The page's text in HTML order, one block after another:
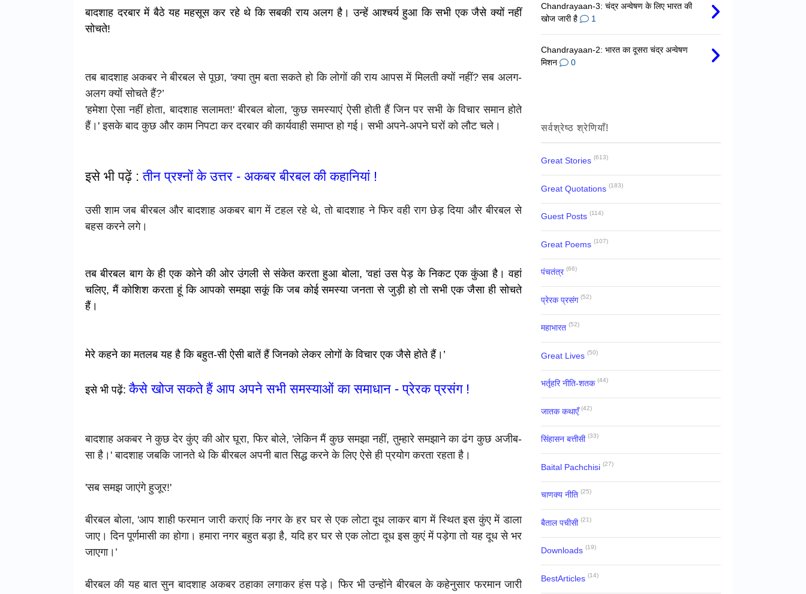
बादशाह दरबार में बैठे यह महसूस कर रहे थे कि सबकी राय अलग है। उन्हें आश्चर्य हुआ कि सभी एक जैसे क्यों नहीं
सोचते!
तब बादशाह अकबर ने बीरबल से पूछा, 'क्या तुम बता सकते हो कि लोगों की राय आपस में मिलती क्यों नहीं? सब अलग-
अलग क्यों सोचते हैं?’
'हमेशा ऐसा नहीं होता, बादशाह सलामत!' बीरबल बोला, 'कुछ समस्याएं ऐसी होती हैं जिन पर सभी के विचार समान होते
हैं।' इसके बाद कुछ और काम निपटा कर दरबार की कार्यवाही समाप्त हो गई। सभी अपने-अपने घरों को लौट चले।
इसे भी पढ़ें :तीन प्रश्नों के उत्तर - अकबर बीरबल की कहानियां !
उसी शाम जब बीरबल और बादशाह अकबर बाग में टहल रहे थे, तो बादशाह ने फिर वही राग छेड़ दिया और बीरबल से
बहस करने लगे।
तब बीरबल बाग के ही एक कोने की ओर उंगली से संकेत करता हुआ बोला, 'वहां उस पेड़ के निकट एक कुंआ है। वहां
चलिए, मैं कोशिश करता हूं कि आपको समझा सकूं कि जब कोई समस्या जनता से जुड़ी हो तो सभी एक जैसा ही सोचते
हैं।
मेरे कहने का मतलब यह है कि बहुत-सी ऐसी बातें हैं जिनको लेकर लोगों के विचार एक जैसे होते हैं।’
इसे भी पढ़ें:कैसे खोज सकते हैं आप अपने सभी समस्याओं का समाधान - प्रेरक प्रसंग !
बादशाह अकबर ने कुछ देर कुंए की ओर घूरा, फिर बोले, 'लेकिन मैं कुछ समझा नहीं, तुम्हारे समझाने का ढंग कुछ अजीब-
सा है।' बादशाह जबकि जानते थे कि बीरबल अपनी बात सिद्ध करने के लिए ऐसे ही प्रयोग करता रहता है।
'सब समझ जाएंगे हुजूर!'
बीरबल बोला, 'आप शाही फरमान जारी कराएं कि नगर के हर घर से एक लोटा दूध लाकर बाग में स्थित इस कुंए में डाला
जाए। दिन पूर्णमासी का होगा। हमारा नगर बहुत बड़ा है, यदि हर घर से एक लोटा दूध इस कुएं में पड़ेगा तो यह दूध से भर
जाएगा।’
बीरबल की यह बात सुन बादशाह अकबर ठहाका लगाकर हंस पड़े। फिर भी उन्होंने बीरबल के कहेनुसार फरमान जारी
Chandrayaan-3: चंद्र अन्वेषण के लिए भारत की
खोज जारी है
1
Chandrayaan-2: भारत का दूसरा चंद्र अन्वेषण
मिशन
0
सर्वश्रेष्ठ श्रेणियाँ!
Great Stories (613)
Great Quotations (183)
Guest Posts (114)
Great Poems (107)
पंचतंत्र (66)
प्रेरक प्रसंग (52)
महाभारत (52)
Great Lives (50)
भर्तृहरि नीति-शतक (44)
जातक कथाएँ (42)
सिंहासन बत्तीसी (33)
Baital Pachchisi (27)
चाणक्य नीति (25)
बैताल पचीसी (21)
Downloads (19)
BestArticles (14)